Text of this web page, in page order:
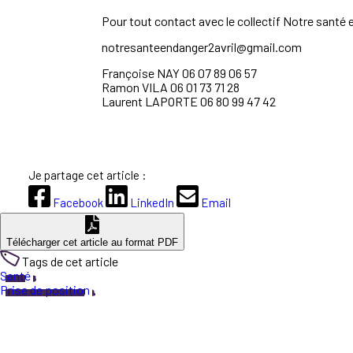
Pour tout contact avec lecollectif Notre santé
notresanteendanger2avril@gmail.com
Françoise NAY06 07 89 06 57
Ramon VILA 06 01 73 71 28
Laurent L APORTE 06 80 99 47 42
Je partage cet article :
Facebook
LinkedIn Email
Télécharger cet article au format PDF
Tags de cet article
Santé
Prise de position